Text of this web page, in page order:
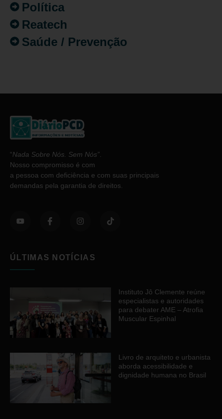
Política
Reatech
Saúde / Prevenção
“Nada Sobre Nós. Sem Nós”
Nosso compromisso é com
a pessoa com deficiência e com suas principais
demandas pela garantia de direitos.
ÚLTIMAS NOTÍCIAS
Instituto Jô Clemente reúne
especialistas e autoridades
para debater AME – Atrofia
Muscular Espinhal
Livro de arquiteto e urbanista
aborda acessibilidade e
dignidade humana no Brasil